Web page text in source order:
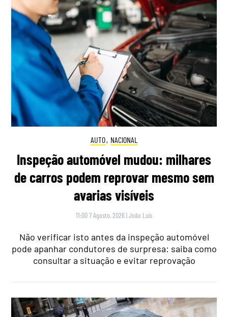
AUTO, NACIONAL
Inspeção automóvel mudou: milhares
de carros podem reprovar mesmo sem
avarias visíveis
11:00 7 Agosto, 2026 |João Luís
Não verificar isto antes da inspeção automóvel
pode apanhar condutores de surpresa: saiba como
consultar a situação e evitar reprovação